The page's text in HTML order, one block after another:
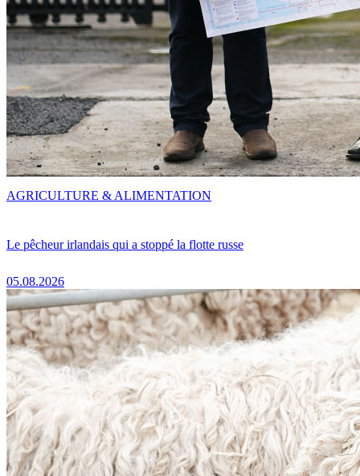
Le pêcheur irlandais qui a stoppé la flotte russe
05.08.2026
AGRICULTURE & ALIMENTATION